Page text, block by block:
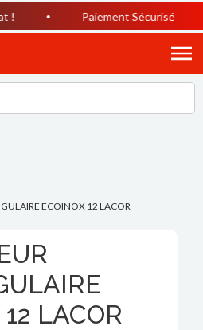
Paiement Sécurisé
ECOINOX 12 LACOR
LACOR